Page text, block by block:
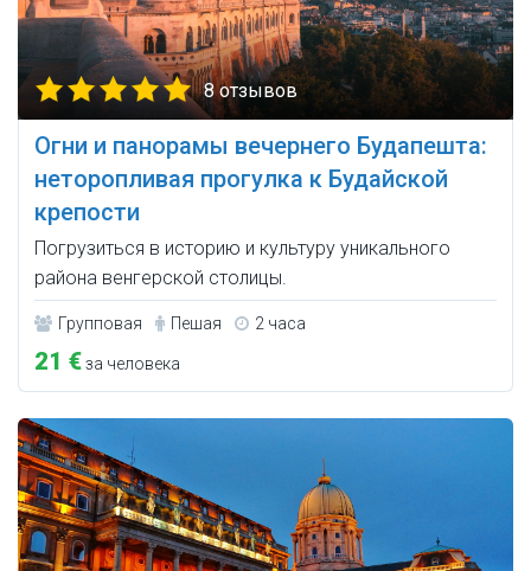
8 отзывов
Огни и панорамы вечернего Будапешта:
неторопливая прогулка к Будайской
крепости
Погрузиться в историю и культуру уникального
района венгерской столицы.
Групповая Пешая 2 часа
21 €за человека